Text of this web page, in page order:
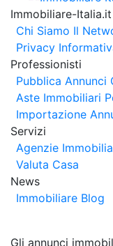
Immobiliare-
Chi Siamo Il
Privacy
Professionisti
Pubblica Annunci
Aste Immobiliari
Importazione
Servizi
Agenzie
Valuta Casa
News
Immobiliare Blog
Gli annunci